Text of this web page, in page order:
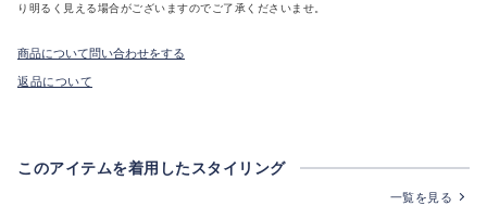
り明るく見える場合がございますのでご了承くださいませ。
商品について問い合わせをする
返品について
このアイテムを着用したスタイリング
一覧を見る